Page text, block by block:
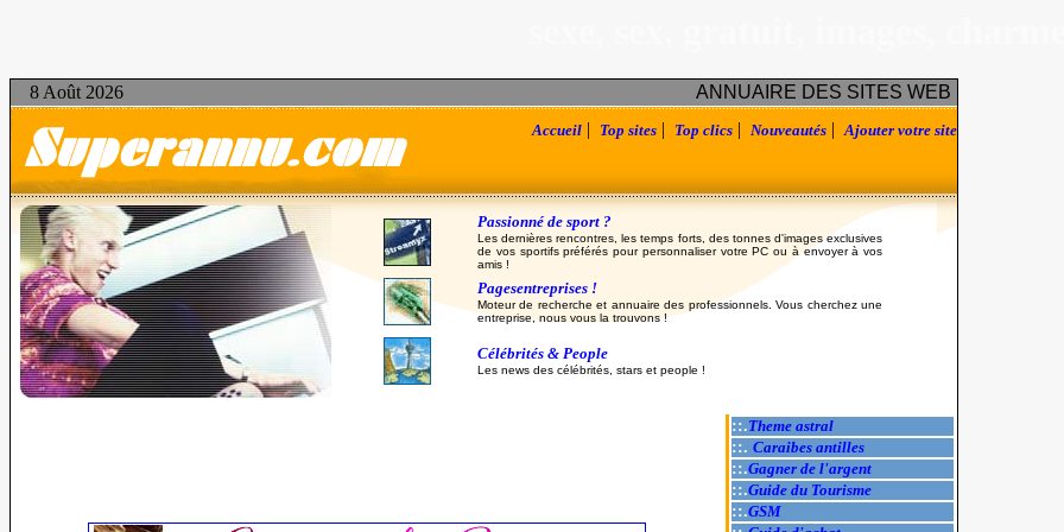
8 Août 2026 ANNUAIRE DES SITES WEB
Accueil | Top sites | Top clics | Nouveautés |Ajouter votre site
Passionné de sport ?
Les dernières rencontres, les temps forts, des tonnes d'images exclusives
de vos sportifs préférés pour personnaliser votre PC ou à envoyer à vos
amis !
Pagesentreprises !
Moteur de recherche et annuaire des professionnels. Vous cherchez une
entreprise, nous vous la trouvons !
Célébrités & People
Les news des célébrités, stars et people !
::.Theme astral
::. Caraibes antilles
::.Gagner de l'argent
::.Guide du Tourisme
::.GSM